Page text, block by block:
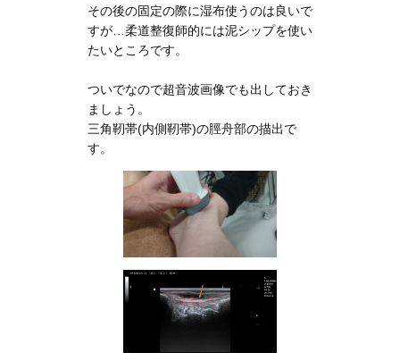
その後の固定の際に湿布使うのは良いで
すが…柔道整復師的には泥シップを使い
たいところです。
ついでなので超音波画像でも出しておき
ましょう。
三角靭帯(内側靭帯)の脛舟部の描出で
す。